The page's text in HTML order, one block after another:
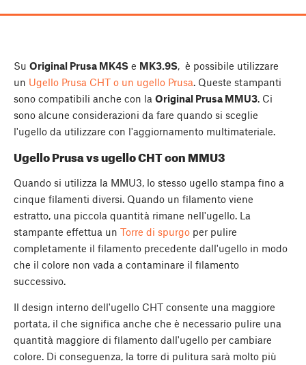
Su Original Prusa MK4S e MK3.9S, è possibile utilizzare
un Ugello Prusa CHT o un ugello Prusa. Queste stampanti
sono compatibili anche con la Original Prusa MMU3. Ci
sono alcune considerazioni da fare quando si sceglie
l'ugello da utilizzare con l'aggiornamento multimateriale.
Ugello Prusa vs ugello CHT con MMU3
Quando si utilizza la MMU3, lo stesso ugello stampa fino a
cinque filamenti diversi. Quando un filamento viene
estratto, una piccola quantità rimane nell'ugello. La
stampante effettua un Torre di spurgo per pulire
completamente il filamento precedente dall'ugello in modo
che il colore non vada a contaminare il filamento
successivo.
Il design interno dell'ugello CHT consente una maggiore
portata, il che significa anche che è necessario pulire una
quantità maggiore di filamento dall'ugello per cambiare
colore. Di conseguenza, la torre di pulitura sarà molto più